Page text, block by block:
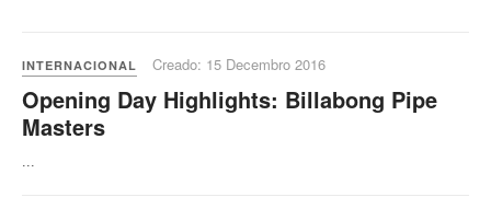
INTERNACIONAL Creado: 15 Decembro 2016
Opening Day Highlights: Billabong Pipe
Masters
...